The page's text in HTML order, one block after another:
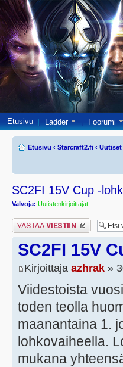
Etusivu Ladder Foorumi
Etusivu ‹ Starcraft2.fi ‹ Uutiset
SC2FI 15V Cup -
Valvoja: Uutistenkirjoittajat
Lähetä vastaus
SC2FI 15V
Kirjoittaja azhrak »
Viidestoista
toden teolla
maanantaina 1.
lohkovaiheella.
mukana